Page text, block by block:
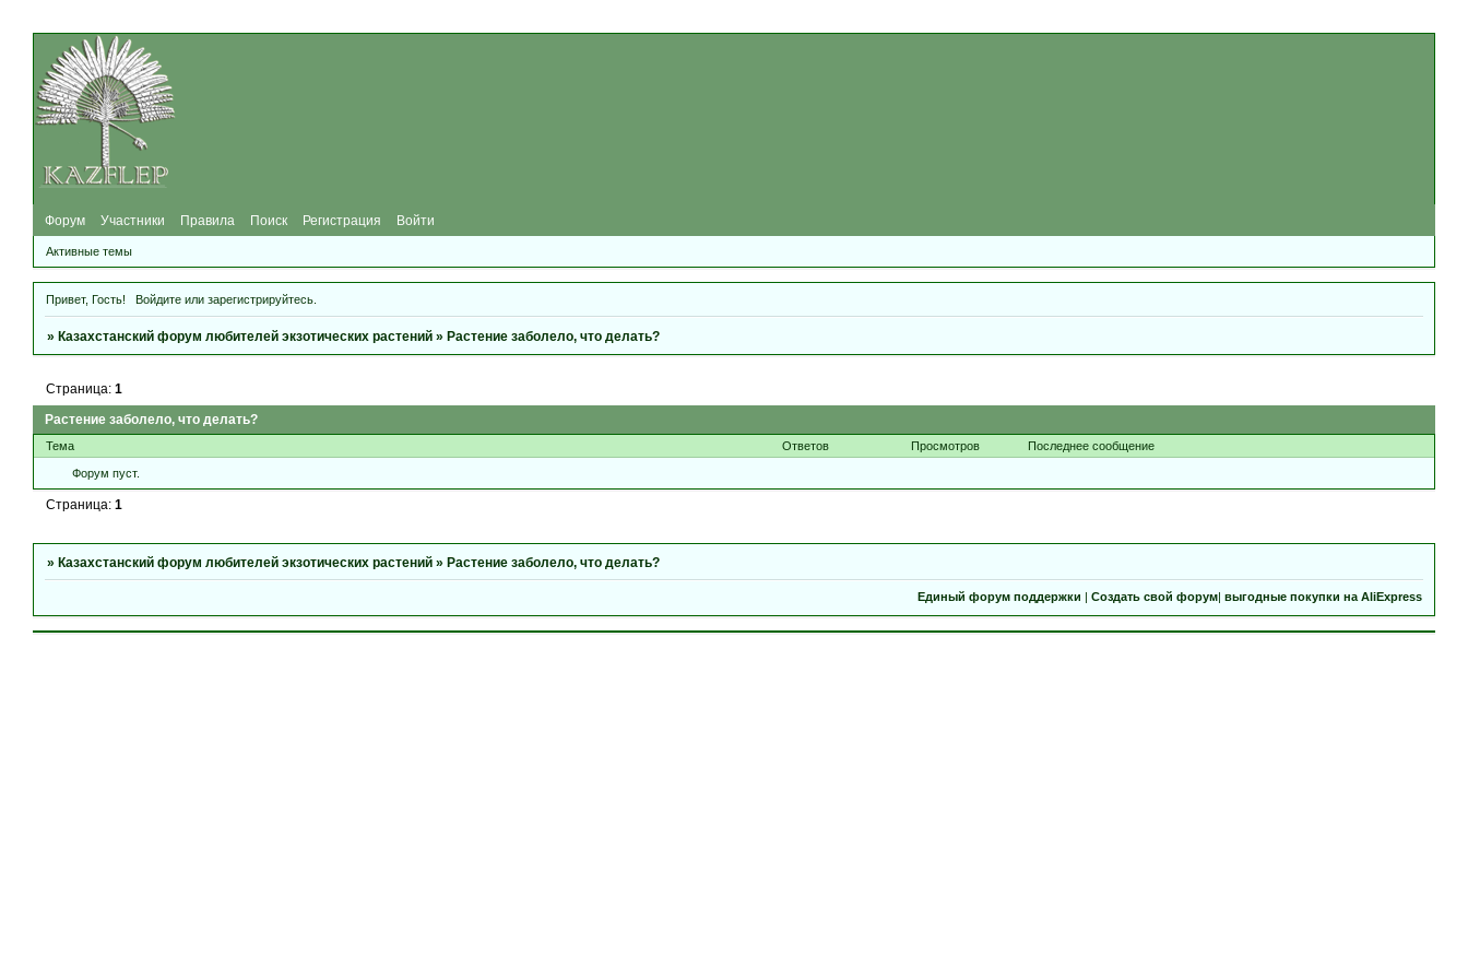
Форум Участники Правила Поиск Регистрация Войти
Активные темы
Привет, Гость! Войдитеили зарегистрируйтесь.
»Казахстанский форум любителей экзотических растений »Растение заболело, что делать?
Растение заболело, что делать?
Страница:1
Тема Ответов Просмотров Последнее сообщение
Форум пуст.
Страница:1
»Казахстанский форум любителей экзотических растений »Растение заболело, что делать?
Единый форум поддержки Создать свой форум выгодные покупки на AliExpress